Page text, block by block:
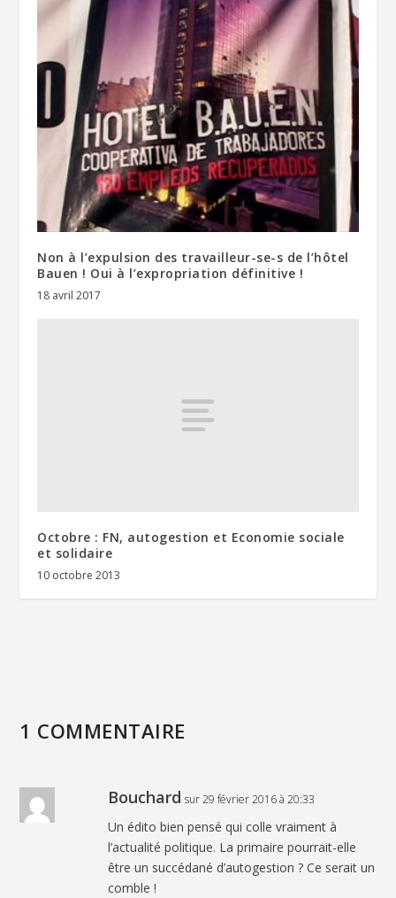
Non à l’expulsion des travailleur-se-s de l’hôtel
Bauen ! Oui à l’expropriation définitive !
18 avril 2017
Octobre : FN, autogestion et Economie sociale
et solidaire
10 octobre 2013
1 COMMENTAIRE
Bouchard sur 29 février 2016 à 20:33
Un édito bien pensé qui colle vraiment à
l’actualité politique. La primaire pourrait-elle
être un succédané d’autogestion ? Ce serait un
comble !